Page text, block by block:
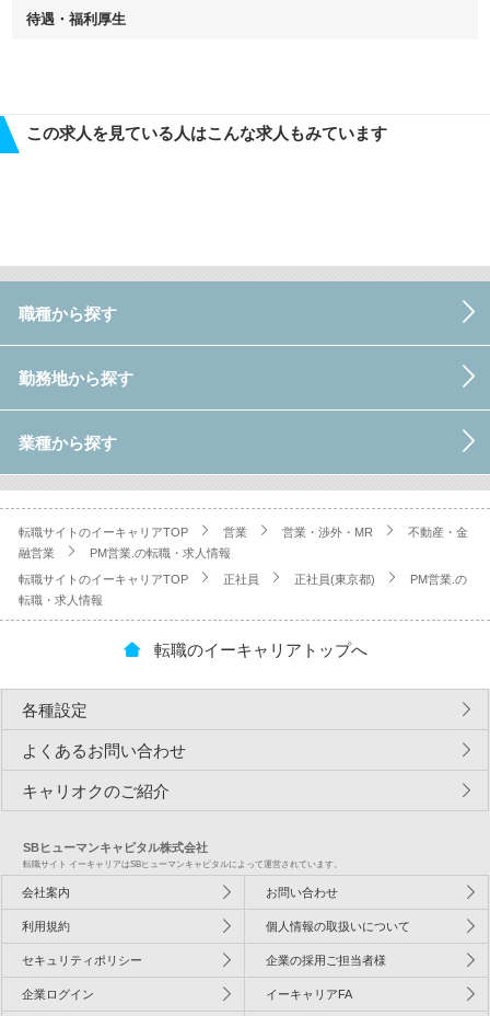
待遇・福利厚生
この求人を見ている人はこんな求人もみています
職種から探す
勤務地から探す
業種から探す
転職サイトのイーキャリアTOP 営業 営業・渉外・MR
不動産・金
融営業
PM営業.の転職・求人情報
転職サイトのイーキャリアTOP 正社員 正社員(東京都)
PM営業.の
転職・求人情報
転職のイーキャリアトップへ
各種設定
よくあるお問い合わせ
キャリオクのご紹介
SBヒューマンキャピタル株式会社
転職サイト イーキャリアはSBヒューマンキャピタルによって運営されています。
会社案内 お問い合わせ
利用規約 個人情報の取扱いについて
セキュリティポリシー 企業の採用ご担当者様
企業ログイン イーキャリアFA